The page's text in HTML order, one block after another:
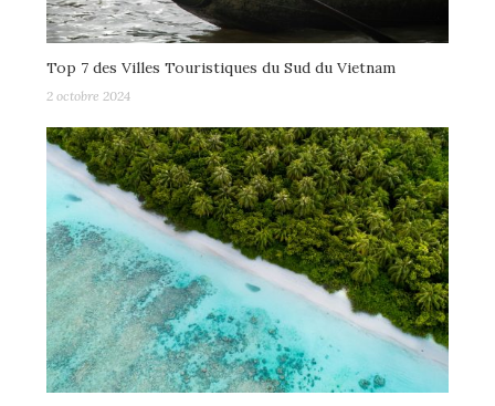
Top 7 des Villes Touristiques du Sud du Vietnam
2 octobre 2024